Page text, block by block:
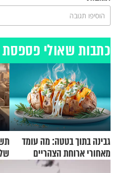
הוסיפו תגובה
כתבות שאולי פספסת
גבינה בתוך בטטה: מה עומד
מאחורי ארוחת הצהריים
שכבשה את הרשת?